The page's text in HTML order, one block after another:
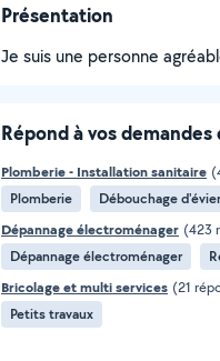
Présentation
Je suis une personne
Répond à vos demandes
Plomberie - Installation sanitaire
Plomberie
Débouchage d'évier
Dépannage électroménager (423
Dépannage électroménager
Bricolage et multi services (21
Petits travaux